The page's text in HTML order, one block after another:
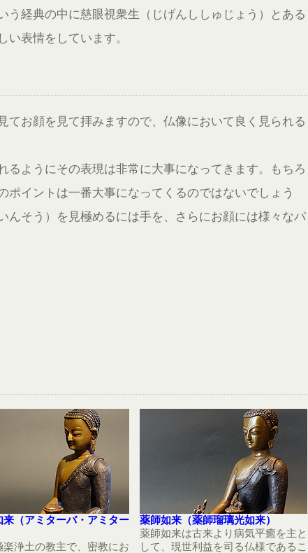
う経典の中に慈眼視衆生（じげんししゅじょう）とある
い表情をしています。
てお顔を見て拝みますので、仏像において良く見られる
るようにその表現は非常に大事になってきます。もちろ
ポイントは一番大事になってくるのではないでしょう
んそう）を見極めるには手を、さらにお顔には様々なパ
来（アミターバ・アミター
楽浄土の教主で、密教にお
薬師如来（薬師瑠璃光如来）
薬師如来は古来より病気平癒を主と
して、現世利益を司る仏様であるこ